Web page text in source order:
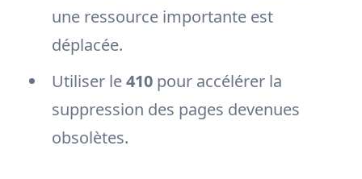
une ressource importante est
déplacée.
Utiliser le410 pour accélérer la
suppression des pages devenues
obsolètes.